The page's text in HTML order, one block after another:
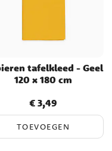
tafelkleed - Geel
120 x 180 cm
Prijs :€ 3,49
€ 3,49
TOEVOEGEN